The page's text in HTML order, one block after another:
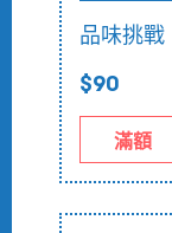
品味挑戰
$90
滿額